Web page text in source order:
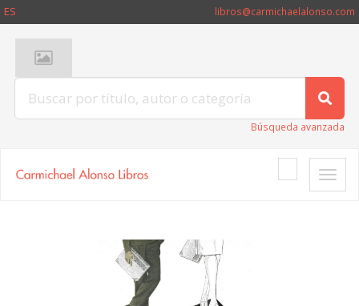
ES libros@carmichaelalonso.com
Búsqueda avanzada
Toggle